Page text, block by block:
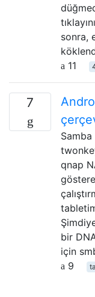
sonra,
11
7
qnap
bir
için
9